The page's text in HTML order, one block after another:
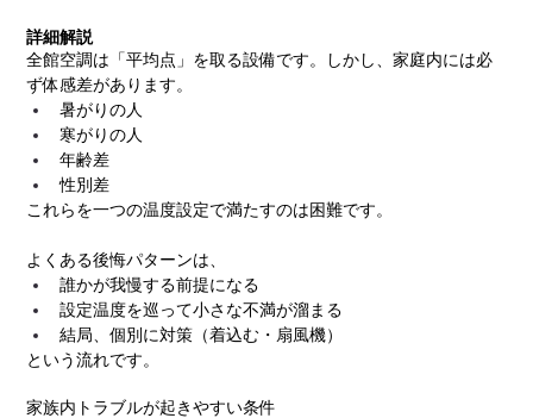
詳細解説
全館空調は「平均点」を取る設備です。しかし、家庭内には必
ず体感差があります。
暑がりの人
寒がりの人
年齢差
性別差
これらを一つの温度設定で満たすのは困難です。
よくある後悔パターンは、
誰かが我慢する前提になる
設定温度を巡って小さな不満が溜まる
結局、個別に対策（着込む・扇風機）
という流れです。
家族内トラブルが起きやすい条件